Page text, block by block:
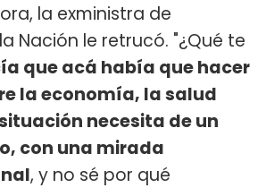
la exministra de
Nación le retrucó. "¿Qué te
que acá había que hacer
la economía, la salud
necesita de un
con una mirada
, y no sé por qué